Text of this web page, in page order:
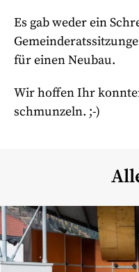
Es gab weder ein
für einen Neubau.
Wir hoffen Ihr
schmunzeln. ;-)